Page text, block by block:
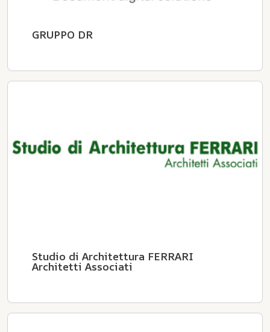
GRUPPO DR
Studio di Architettura FERRARI
Architetti Associati